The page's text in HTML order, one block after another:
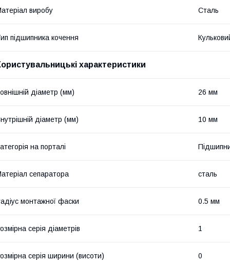
виробу Сталь
підшипника кочення
характеристики
діаметр (мм) 26 мм
діаметр (мм) 10 мм
на порталі
сепаратора сталь
монтажної фаски 0.5 мм
серія діаметрів 1
серія ширини (висоти) 0